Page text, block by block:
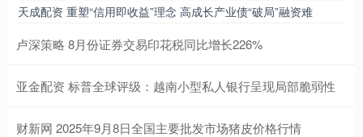
天成配资 重塑“信用即收益”理念 高成长产业债“破局”融资难
卢深策略 8月份证券交易印花税同比增长226%
亚金配资 标普全球评级：越南小型私人银行呈现局部脆弱性
财新网 2025年9月8日全国主要批发市场猪皮价格行情